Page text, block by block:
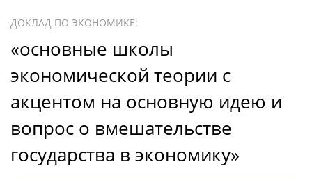
ДОКЛАД ПО ЭКОНОМИКЕ:
«основные школы
экономической теории с
акцентом на основную идею и
вопрос о вмешательстве
государства в экономику»